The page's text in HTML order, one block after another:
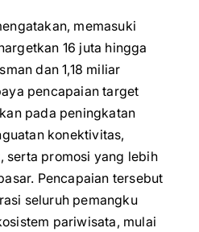
memasuki
16 juta hingga
dan 1,18 miliar
pencapaian target
pada peningkatan
konektivitas,
serta promosi yang lebih
Pencapaian tersebut
seluruh pemangku
pariwisata, mulai